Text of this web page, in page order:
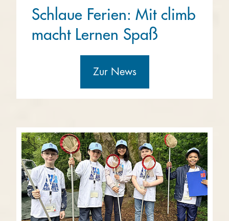
Schlaue Ferien: Mit climb
macht Lernen Spaß
Zur News